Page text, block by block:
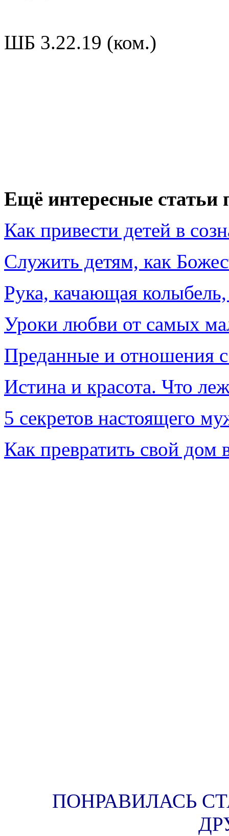
ШБ 3.22.19 (ком.)
Ещё интересные статьи
Как привести детей в
Служить детям, как
Рука, качающая
Уроки любви от самых
Преданные и отношения
Истина и красота. Что
5 секретов настоящего
Как превратить свой дом
ПОНРАВИЛАСЬ